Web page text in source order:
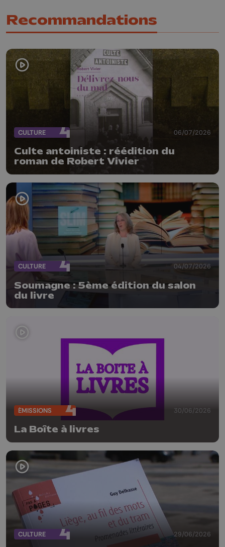
Recommandations
CULTURE 06/07/2026
Culte antoiniste : réédition du
roman de Robert Vivier
CULTURE 04/07/2026
Soumagne : 5ème édition du salon
du livre
ÉMISSIONS 30/06/2026
La Boîte à livres
CULTURE 29/06/2026